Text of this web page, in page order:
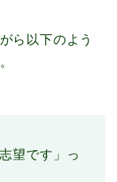
ら以下のよう
望です」っ